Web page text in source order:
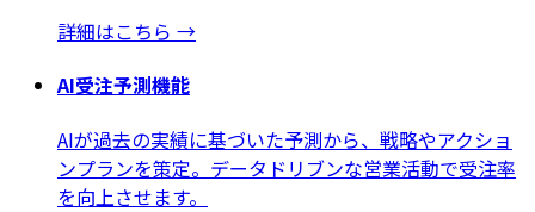
詳細はこちら →
AI受注予測機能
AIが過去の実績に基づいた予測から、戦略やアクショ
ンプランを策定。データドリブンな営業活動で受注率
を向上させます。